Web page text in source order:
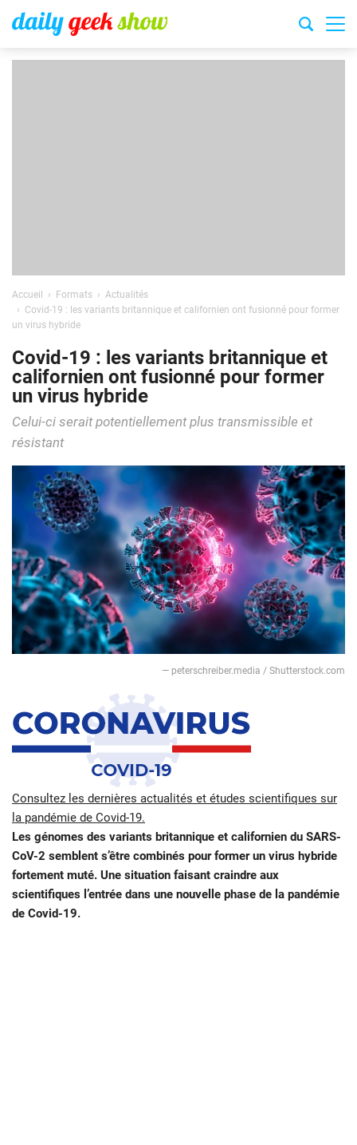
Accueil Formats
Actualités
Covid-19 : les variants britannique et californien ont fusionné pour former
un virus hybride
Covid-19 : les variants britannique et
californien ont fusionné pour former
un virus hybride
Celui-ci serait potentiellement plus transmissible et
résistant
— peterschreiber.media / Shutterstock.com
Consultez les dernières actualités et études scientifiques sur
la pandémie de Covid-19.
Les génomes des variants britannique et californien du SARS-
CoV-2 semblent s’être combinés pour former un virus hybride
fortement muté. Une situation faisant craindre aux
scientifiques l’entrée dans une nouvelle phase de la pandémie
de Covid-19.